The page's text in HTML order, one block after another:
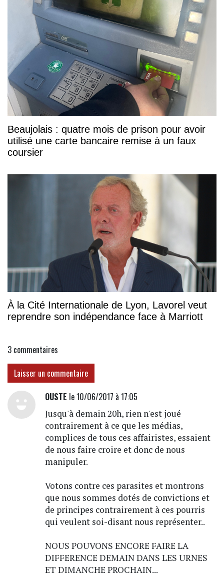
Beaujolais : quatre mois de prison pour avoir
utilisé une carte bancaire remise à un faux
coursier
À la Cité Internationale de Lyon, Lavorel veut
reprendre son indépendance face à Marriott
3 commentaires
Laisser un commentaire
OUSTE le 10/06/2017 à 17:05
Jusqu'à demain 20h, rien n'est joué
contrairement à ce que les médias,
complices de tous ces affairistes, essaient
de nous faire croire et donc de nous
manipuler.
Votons contre ces parasites et montrons
que nous sommes dotés de convictions et
de principes contrairement à ces pourris
qui veulent soi-disant nous représenter..
NOUS POUVONS ENCORE FAIRE LA
DIFFERENCE DEMAIN DANS LES URNES
ET DIMANCHE PROCHAIN...